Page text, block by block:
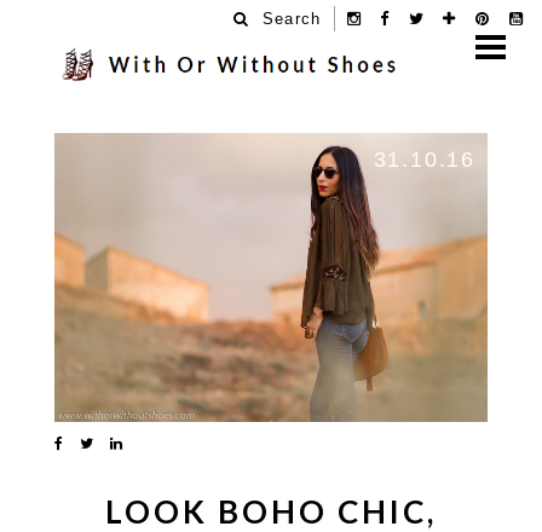
Search
31.10.16
LOOK BOHO CHIC,